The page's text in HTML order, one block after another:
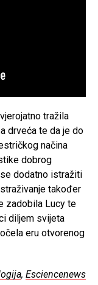
tražila
drveća te da je do
načina
dobrog
dodatno istražiti
također
zadobila Lucy te
diljem svijeta
eru otvorenog
, Esciencenews